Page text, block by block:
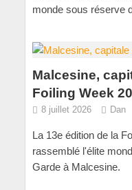
monde sous réserve
Malcesine,
Foiling Week
8 juillet 2026 Dan
La 13e édition de la
rassemblé l'élite
Garde à Malcesine.